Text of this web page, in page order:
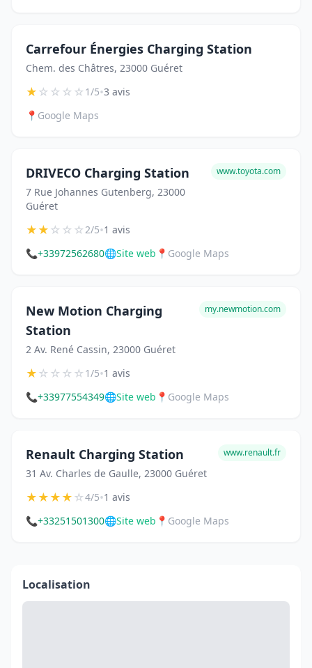
Carrefour Énergies Charging Station
Chem. des Châtres, 23000 Guéret
★☆☆☆☆1/5•3 avis
📍 Google Maps
DRIVECO Charging Station
7 Rue Johannes Gutenberg, 23000
Guéret
www.toyota.com
★★☆☆☆2/5•1 avis
📞+33972562680🌐Site web 📍 Google Maps
New Motion Charging
Station
2 Av. René Cassin, 23000 Guéret
my.newmotion.com
★☆☆☆☆1/5•1 avis
📞+33977554349🌐Site web 📍 Google Maps
Renault Charging Station
31 Av. Charles de Gaulle, 23000 Guéret
www.renault.fr
★★★★☆4/5•1 avis
📞+33251501300🌐Site web 📍 Google Maps
Localisation